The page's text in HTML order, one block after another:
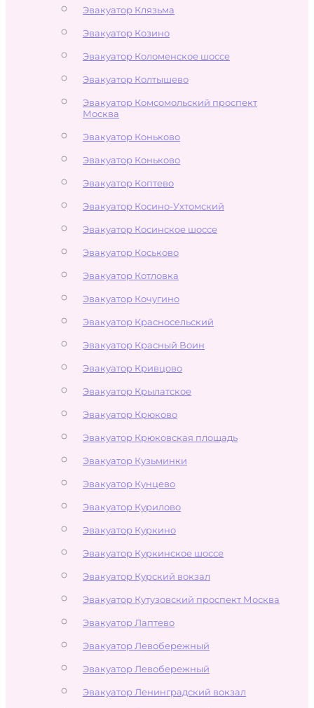
Эвакуатор Клязьма
Эвакуатор Козино
Эвакуатор Коломенское шоссе
Эвакуатор Колтышево
Эвакуатор Комсомольский проспект
Москва
Эвакуатор Коньково
Эвакуатор Коньково
Эвакуатор Коптево
Эвакуатор Косино-Ухтомский
Эвакуатор Косинское шоссе
Эвакуатор Коськово
Эвакуатор Котловка
Эвакуатор Кочугино
Эвакуатор Красносельский
Эвакуатор Красный Воин
Эвакуатор Кривцово
Эвакуатор Крылатское
Эвакуатор Крюково
Эвакуатор Крюковская площадь
Эвакуатор Кузьминки
Эвакуатор Кунцево
Эвакуатор Курилово
Эвакуатор Куркино
Эвакуатор Куркинское шоссе
Эвакуатор Курский вокзал
Эвакуатор Кутузовский проспект Москва
Эвакуатор Лаптево
Эвакуатор Левобережный
Эвакуатор Левобережный
Эвакуатор Ленинградский вокзал